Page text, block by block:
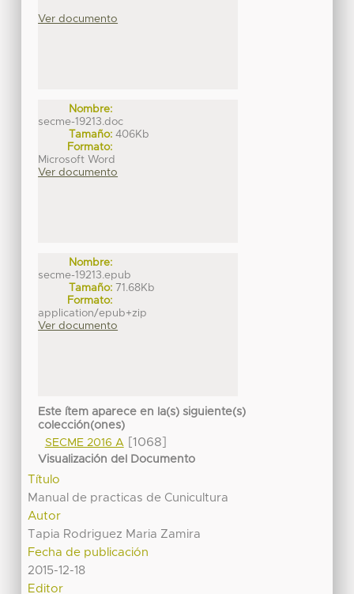
Ver documento
Nombre:
secme-19213.doc
Tamaño: 406Kb
Formato:
Microsoft Word
Ver documento
Nombre:
secme-19213.epub
Tamaño: 71.68Kb
Formato:
application/epub+zip
Ver documento
Este ítem aparece en la(s) siguiente(s)
colección(ones)
SECME 2016 A
[1068]
Visualización del Documento
Título
Manual de practicas de Cunicultura
Autor
Tapia Rodriguez Maria Zamira
Fecha de publicación
2015-12-18
Editor